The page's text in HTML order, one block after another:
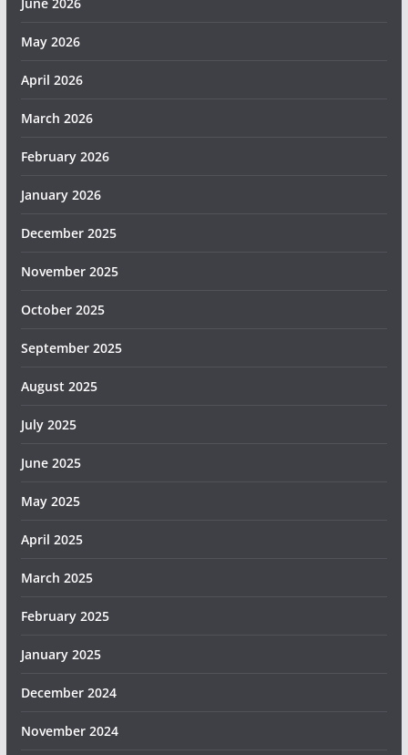
May 2026
April 2026
March 2026
February 2026
January 2026
December 2025
November 2025
October 2025
September 2025
August 2025
July 2025
June 2025
May 2025
April 2025
March 2025
February 2025
January 2025
December 2024
November 2024